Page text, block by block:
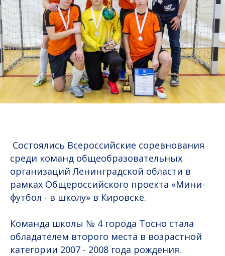
️ Состоялись Всероссийские соревнования
среди команд общеобразовательных
организаций Ленинградской области в
рамках Общероссийского проекта «Мини-
футбол - в школу» в Кировске.
Команда школы № 4 города Тосно стала
обладателем второго места в возрастной
категории 2007 - 2008 года рождения.